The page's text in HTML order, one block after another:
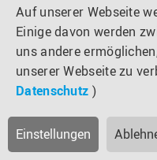
Auf unserer Webseite
Einige davon werden
uns andere
unserer Webseite zu
Datenschutz )
Einstellungen
Sozialdienst
und Landkreis e.V. -
Beratungsangebote,Kinder und
Nein
Soziale Dienste SKM
Fachberatungsstelle
wohnungslose